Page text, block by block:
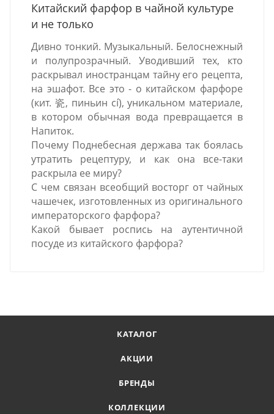
Китайский фарфор в чайной культуре
и не только
Дивно тонкий. Музыкальный. Белоснежный
и полупрозрачный. Уводивший тех, кто
раскрывал иностранцам тайну его рецепта,
на эшафот. Все это - о китайском фарфоре
(кит. 瓷, пиньин cí), уникальном материале,
в котором обычная вода превращается в
Напиток.
Почему Поднебесная держава так боялась
утратить рецептуру, и как она все-таки
раскрыла ее миру?
С чем связан всеобщий восторг от чайных
чашечек, изготовленных из оригинального
императорского фарфора?
Какой бывает роспись на аутентичной
посуде из китайского фарфора?
КАТАЛОГ
АКЦИИ
БРЕНДЫ
КОЛЛЕКЦИИ